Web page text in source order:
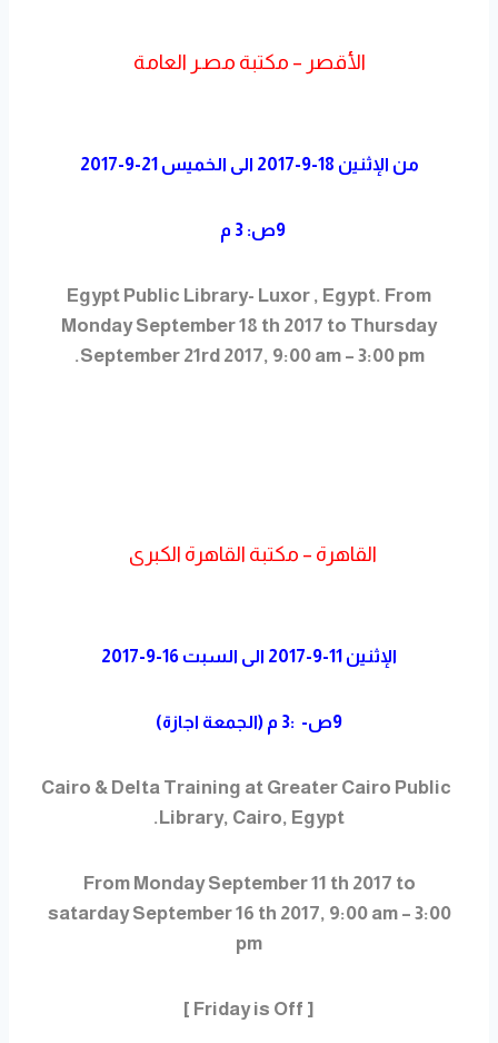
الأقصر – مكتبة مصـر العامة
من الإثنين 18-9-2017 الى الخميس 21-9-2017
9ص: 3 م
Egypt Public Library- Luxor , Egypt. From
Monday September 18 th 2017 to Thursday
September 21rd 2017, 9:00 am – 3:00 pm.
القاهرة – مكتبة القاهرة الكبرى
الإثنين 11-9-2017 الى السبت 16-9-2017
9ص- :3 م (الجمعة اجازة)
Cairo & Delta Training at Greater Cairo Public
Library, Cairo, Egypt.
From Monday September 11 th 2017 to
satarday September 16 th 2017, 9:00 am – 3:00
pm
[ Friday is Off ]